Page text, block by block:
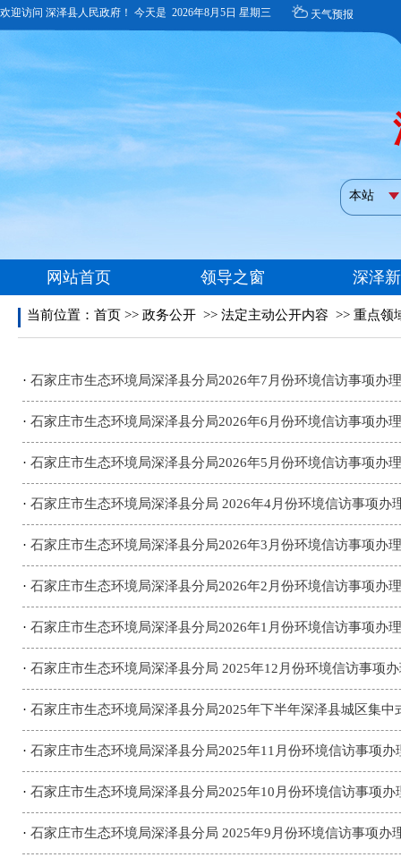
当前位置： 首页 >> 政务公开 >> 法定主动公开内容 >> 重点领
· 石家庄市生态环境局深泽县分局2026年7月份环境信访事项办
· 石家庄市生态环境局深泽县分局2026年6月份环境信访事项办
· 石家庄市生态环境局深泽县分局2026年5月份环境信访事项办
· 石家庄市生态环境局深泽县分局 2026年4月份环境信访事项办
· 石家庄市生态环境局深泽县分局2026年3月份环境信访事项办
· 石家庄市生态环境局深泽县分局2026年2月份环境信访事项办
· 石家庄市生态环境局深泽县分局2026年1月份环境信访事项办
· 石家庄市生态环境局深泽县分局 2025年12月份环境信访事项
· 石家庄市生态环境局深泽县分局2025年下半年深泽县城区集
· 石家庄市生态环境局深泽县分局2025年11月份环境信访事项办
· 石家庄市生态环境局深泽县分局2025年10月份环境信访事项办
· 石家庄市生态环境局深泽县分局 2025年9月份环境信访事项办